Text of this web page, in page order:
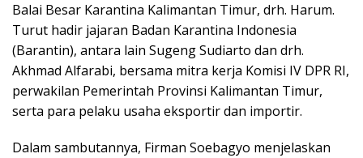
Balai Besar Karantina Kalimantan Timur, drh. Harum.
Turut hadir jajaran Badan Karantina Indonesia
(Barantin), antara lain Sugeng Sudiarto dan drh.
Akhmad Alfarabi, bersama mitra kerja Komisi IV DPR RI,
perwakilan Pemerintah Provinsi Kalimantan Timur,
serta para pelaku usaha eksportir dan importir.
Dalam sambutannya, Firman Soebagyo menjelaskan